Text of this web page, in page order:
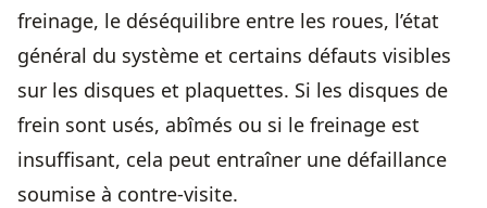
freinage, le déséquilibre entre les roues, l’état
général du système et certains défauts visibles
sur les disques et plaquettes. Si les disques de
frein sont usés, abîmés ou si le freinage est
insuffisant, cela peut entraîner une défaillance
soumise à contre-visite.